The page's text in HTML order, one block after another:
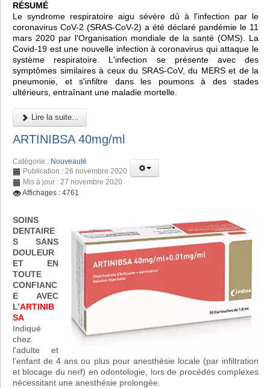
RÉSUMÉ
Le syndrome respiratoire aigu sévère dû à l'infection par le
coronavirus CoV-2 (SRAS-CoV-2) a été déclaré pandémie le 11
mars 2020 par l'Organisation mondiale de la santé (OMS). La
Covid-19 est une nouvelle infection à coronavirus qui attaque le
système respiratoire. L'infection se présente avec des
symptômes similaires à ceux du SRAS-CoV, du MERS et de la
pneumonie, et s'infiltre dans les poumons à des stades
ultérieurs, entraînant une maladie mortelle.
Lire la suite...
ARTINIBSA 40mg/ml
Catégorie : Nouveauté
Publication : 26 novembre 2020
Mis à jour : 27 novembre 2020
Affichages : 4761
SOINS
DENTAIRE
S SANS
DOULEUR
ET EN
TOUTE
CONFIANC
E AVEC
L’ARTINIB
SA
Indiqué
chez
l’adulte et
l’enfant de 4 ans ou plus pour anesthésie locale (par infiltration
et blocage du nerf) en odontologie, lors de procédés complexes
nécessitant une anesthésie prolongée.